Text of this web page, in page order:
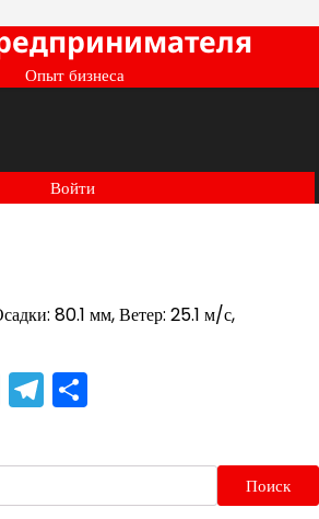
Опыт бизнеса
Войти
80.1 мм, Ветер: 25.1 м/с,
VKTelegram
Поиск